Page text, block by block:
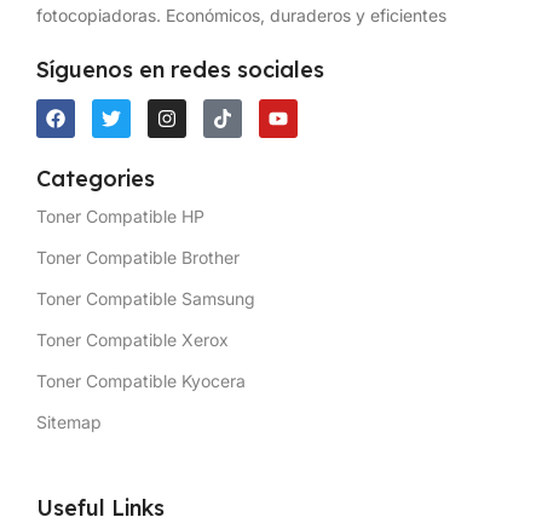
fotocopiadoras. Económicos, duraderos y eficientes
Síguenos en redes sociales
Categories
Toner Compatible HP
Toner Compatible Brother
Toner Compatible Samsung
Toner Compatible Xerox
Toner Compatible Kyocera
Sitemap
Useful Links